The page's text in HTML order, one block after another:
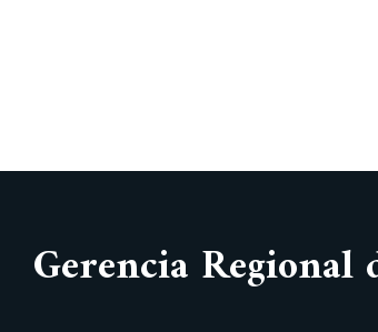
Gerencia Regional